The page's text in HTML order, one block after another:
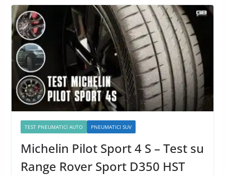
TEST PNEUMATICI AUTO PNEUMATICI SUV
Michelin Pilot Sport 4 S – Test su
Range Rover Sport D350 HST